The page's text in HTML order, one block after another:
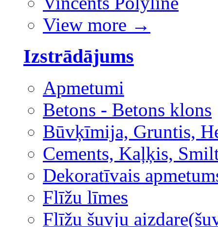
View more →
Izstrādājums
Apmetumi
Betons - Betons klons
Būvķīmija, Gruntis,
Cements, Kaļķis,
Dekoratīvais
Flīžu līmes
Flīžu šuvju